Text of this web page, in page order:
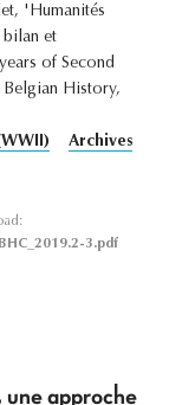
'Humanités
bilan et
of Second
History,
Archives
3.pdf
approche